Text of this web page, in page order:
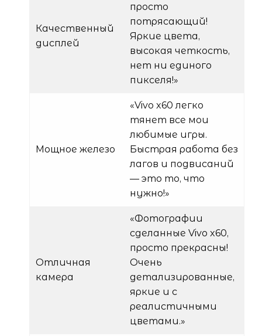
Качественный
дисплей
просто
потрясающий!
Яркие цвета,
высокая четкость,
нет ни единого
пикселя!»
Мощное железо
«Vivo x60 легко
тянет все мои
любимые игры.
Быстрая работа без
лагов и подвисаний
— это то, что
нужно!»
Отличная
камера
«Фотографии
сделанные Vivo x60,
просто прекрасны!
Очень
детализированные,
яркие и с
реалистичными
цветами.»